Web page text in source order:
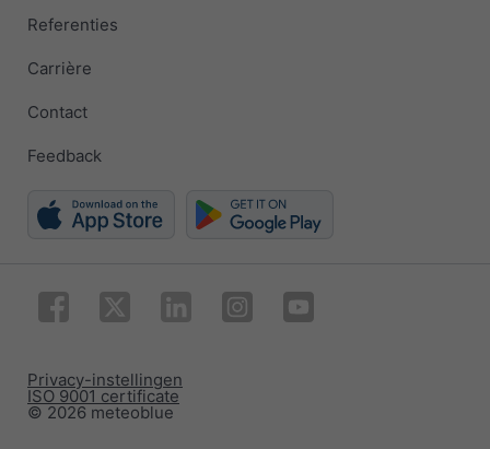
Referenties
Carrière
Contact
Feedback
© 2026 meteoblue
ISO 9001 certificate
Privacy-instellingen